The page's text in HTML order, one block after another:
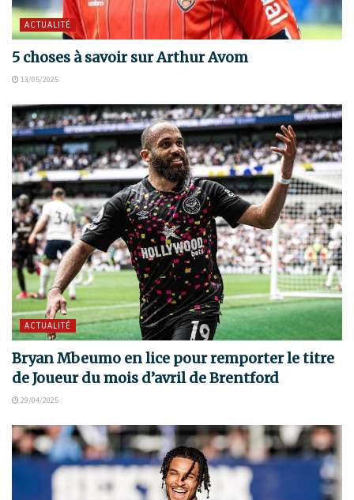
ACTUALITÉ
5 choses à savoir sur Arthur Avom
13/05/2025
ACTUALITÉ
Bryan Mbeumo en lice pour remporter le titre
de Joueur du mois d’avril de Brentford
29/04/2025